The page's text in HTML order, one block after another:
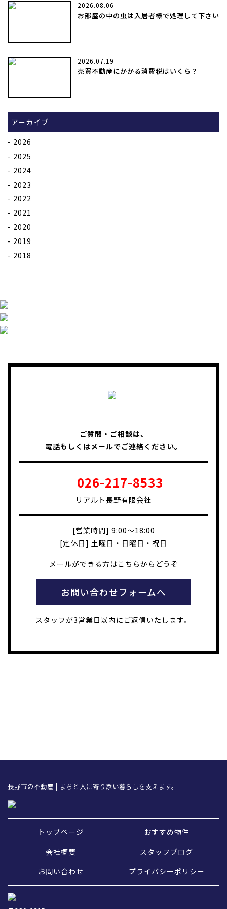
2026.08.06
お部屋の中の虫は入居者様で処理して下さい
2026.07.19
売買不動産にかかる消費税はいくら？
アーカイブ
2026
2025
2024
2023
2022
2021
2020
2019
2018
ご質問・ご相談は、
電話もしくはメールでご連絡ください。
026-217-8533
リアルト長野有限会社
[営業時間] 9:00～18:00
[定休日] 土曜日・日曜日・祝日
メールができる方はこちらからどうぞ
お問い合わせフォームへ
スタッフが3営業日以内にご返信いたします。
長野市の不動産 | まちと人に寄り添い暮らしを支えます。
トップページ
おすすめ物件
会社概要
スタッフブログ
お問い合わせ
プライバシーポリシー